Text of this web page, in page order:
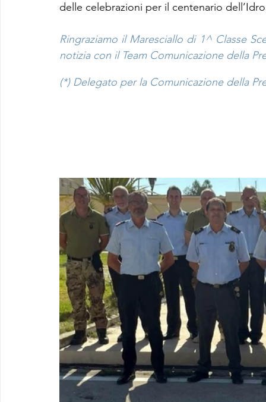
delle celebrazioni per il centenario
Ringraziamo il Maresciallo di 1^ Classe
notizia con il Team Comunicazione della
(*) Delegato per la Comunicazione della